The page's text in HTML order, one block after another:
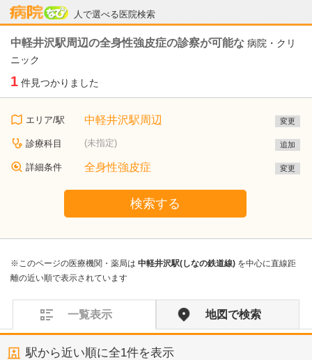
人で選べる医院検索
病院なび
中軽井沢駅周辺の全身性強皮症の診察が可能な 病院・クリ
ニック
1 件見つかりました
エリア/駅 中軽井沢駅周辺 変更
診療科目 (未指定) 追加
詳細条件 全身性強皮症 変更
検索する
※このページの医療機関・薬局は 中軽井沢駅(しなの鉄道線) を中心に直線距
離の近い順で表示されています
一覧表示 地図で検索
駅から近い順に全1件を表示